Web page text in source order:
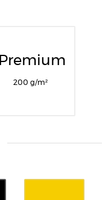
Premium
200 g/m²